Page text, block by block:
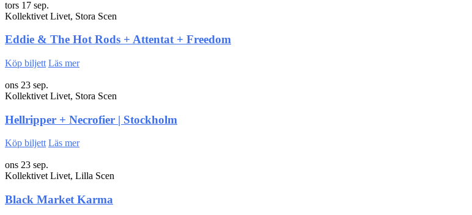
tors 17 sep.
Kollektivet Livet, Stora Scen
Eddie & The Hot Rods + Attentat + Freedom
Köp biljett Läs mer
ons 23 sep.
Kollektivet Livet, Stora Scen
Hellripper + Necrofier | Stockholm
Köp biljett Läs mer
ons 23 sep.
Kollektivet Livet, Lilla Scen
Black Market Karma